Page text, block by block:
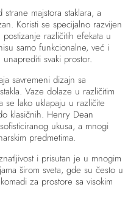
majstora staklara, a
Koristi se specijalno razvijen
različitih efekata u
samo funkcionalne, već i
svaki prostor.
savremeni dizajn sa
Vaze dolaze u različitim
se lako uklapaju u različite
klasičnih. Henry Dean
ukusa, a mnogi
predmetima.
i prisutan je u mnogim
širom sveta, gde su često u
za prostore sa visokim